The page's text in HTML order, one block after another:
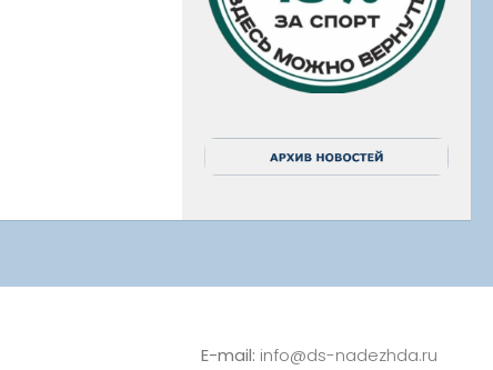
E-mail: info@ds-nadezhda.ru